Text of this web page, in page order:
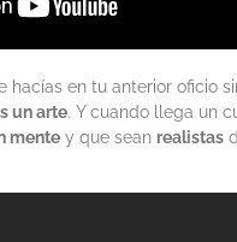
hacías en tu anterior oficio
un arte. Y cuando llega un
mente y que sean realistas